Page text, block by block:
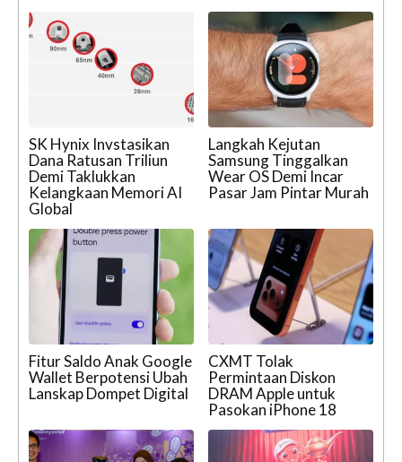
SK Hynix Invstasikan
Dana Ratusan Triliun
Demi Taklukkan
Kelangkaan Memori AI
Global
Langkah Kejutan
Samsung Tinggalkan
Wear OS Demi Incar
Pasar Jam Pintar Murah
Fitur Saldo Anak Google
Wallet Berpotensi Ubah
Lanskap Dompet Digital
CXMT Tolak
Permintaan Diskon
DRAM Apple untuk
Pasokan iPhone 18